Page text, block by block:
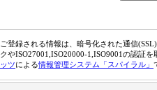
ご登録される情報は、暗号化された通信
クやISO27001,ISO20000-1,ISO9001の認証
ッツによる情報管理システム「スパイラル」